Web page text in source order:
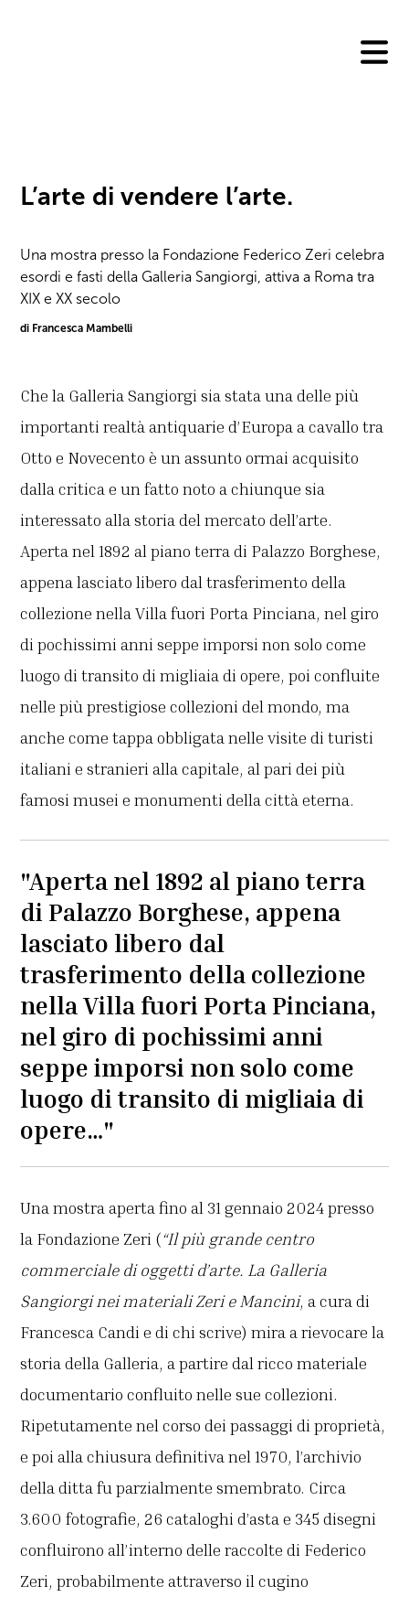
L’arte di vendere l’arte.
Una mostra presso la Fondazione Federico Zeri celebra
esordi e fasti della Galleria Sangiorgi, attiva a Roma tra
XIX e XX secolo
di Francesca Mambelli
Che la Galleria Sangiorgi sia stata una delle più
importanti realtà antiquarie d’Europa a cavallo tra
Otto e Novecento è un assunto ormai acquisito
dalla critica e un fatto noto a chiunque sia
interessato alla storia del mercato dell’arte.
Aperta nel 1892 al piano terra di Palazzo Borghese,
appena lasciato libero dal trasferimento della
collezione nella Villa fuori Porta Pinciana, nel giro
di pochissimi anni seppe imporsi non solo come
luogo di transito di migliaia di opere, poi confluite
nelle più prestigiose collezioni del mondo, ma
anche come tappa obbligata nelle visite di turisti
italiani e stranieri alla capitale, al pari dei più
famosi musei e monumenti della città eterna.
"Aperta nel 1892 al piano terra
di Palazzo Borghese, appena
lasciato libero dal
trasferimento della collezione
nella Villa fuori Porta Pinciana,
nel giro di pochissimi anni
seppe imporsi non solo come
luogo di transito di migliaia di
opere…"
Una mostra aperta fino al 31 gennaio 2024 presso
la Fondazione Zeri (“Il più grande centro
commerciale di oggetti d’arte. La Galleria
Sangiorgi nei materiali Zeri e Mancini, a cura di
Francesca Candi e di chi scrive) mira a rievocare la
storia della Galleria, a partire dal ricco materiale
documentario confluito nelle sue collezioni.
Ripetutamente nel corso dei passaggi di proprietà,
e poi alla chiusura definitiva nel 1970, l’archivio
della ditta fu parzialmente smembrato. Circa
3.600 fotografie, 26 cataloghi d’asta e 345 disegni
confluirono all’interno delle raccolte di Federico
Zeri, probabilmente attraverso il cugino